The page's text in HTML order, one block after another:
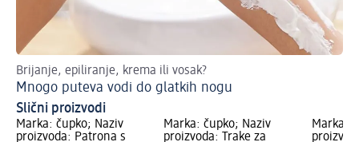
Brijanje, epiliranje, krema ili vosak?
Mnogo puteva vodi do glatkih nogu
Slični proizvodi
Marka: čupko; Naziv
proizvoda: Patrona s
Marka: čupko; Naziv
proizvoda: Trake za
Marka: